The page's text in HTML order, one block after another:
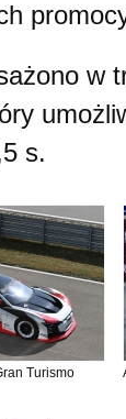
w
s.
Turismo